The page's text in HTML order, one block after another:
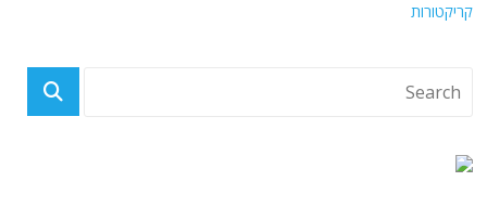
קריקטורות